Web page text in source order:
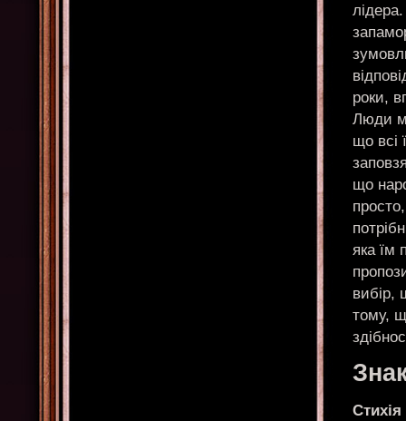
роки,
Люди
що всі
що
яка їм
вибір,
тому,